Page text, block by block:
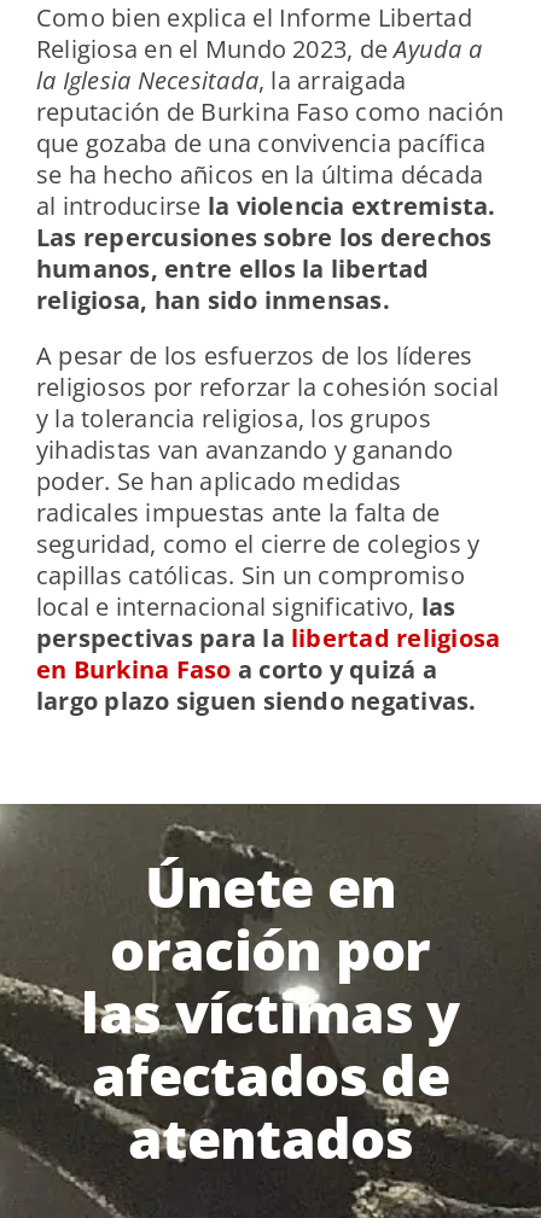
Como bien explica el Informe Libertad
Religiosa en el Mundo 2023, deAyuda a
la Iglesia Necesitada, la arraigada
reputación de Burkina Faso como nación
que gozaba de una convivencia pacífica
se ha hecho añicos en la última década
al introducirse la violencia extremista.
Las repercusiones sobre los derechos
humanos, entre ellos la libertad
religiosa, han sido inmensas.
A pesar de los esfuerzos de los líderes
religiosos por reforzar la cohesión social
y la tolerancia religiosa, los grupos
yihadistas van avanzando y ganando
poder. Se han aplicado medidas
radicales impuestas ante la falta de
seguridad, como el cierre de colegios y
capillas católicas. Sin un compromiso
local e internacional significativo, las
perspectivas para la libertad religiosa
en Burkina Faso a corto y quizá a
largo plazo siguen siendo negativas.
Únete en
oración por
las víctimas y
afectados de
atentados